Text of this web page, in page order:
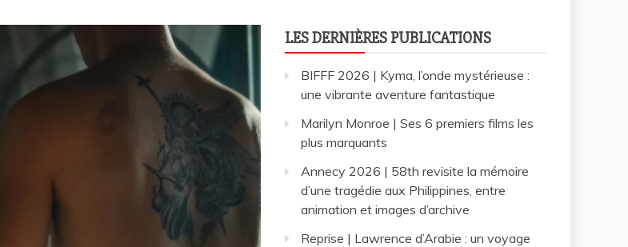
LES DERNIÈRES PUBLICATIONS
BIFFF 2026 | Kyma, l’onde mystérieuse :
une vibrante aventure fantastique
Marilyn Monroe | Ses 6 premiers films les
plus marquants
Annecy 2026 | 58th revisite la mémoire
d’une tragédie aux Philippines, entre
animation et images d’archive
Reprise | Lawrence d’Arabie : un voyage